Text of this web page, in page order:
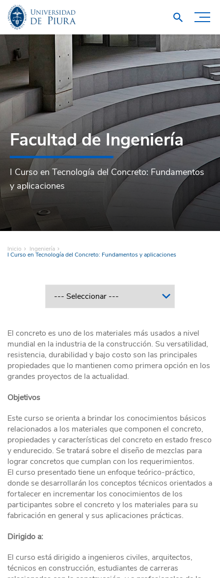
Facultad de Ingeniería
I Curso en Tecnología del Concreto: Fundamentos
y aplicaciones
Inicio Ingeniería
I Curso en Tecnología del Concreto: Fundamentos y aplicaciones
El concreto es uno de los materiales más usados a nivel
mundial en la industria de la construcción. Su versatilidad,
resistencia, durabilidad y bajo costo son las principales
propiedades que lo mantienen como primera opción en los
grandes proyectos de la actualidad.
Objetivos
Este curso se orienta a brindar los conocimientos básicos
relacionados a los materiales que componen el concreto,
propiedades y características del concreto en estado fresco
y endurecido. Se tratará sobre el diseño de mezclas para
lograr concretos que cumplan con los requerimientos.
El curso presentado tiene un enfoque teórico-práctico,
donde se desarrollarán los conceptos técnicos orientados a
fortalecer en incrementar los conocimientos de los
participantes sobre el concreto y los materiales para su
fabricación en general y sus aplicaciones prácticas.
Dirigido a:
El curso está dirigido a ingenieros civiles, arquitectos,
técnicos en construcción, estudiantes de carreras